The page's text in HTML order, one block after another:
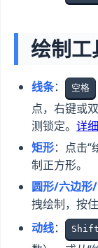
绘制工
线条： 空格
点，右键或
测锁定。 详
矩形：点击
制正方形。
圆形/六边形
拽绘制，按
动线：